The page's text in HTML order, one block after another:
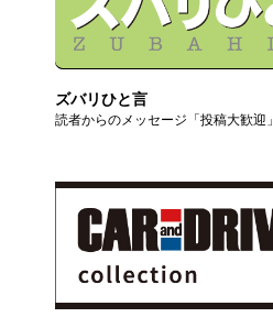
ズバリひと言
読者からのメッセージ「投稿大歓迎」